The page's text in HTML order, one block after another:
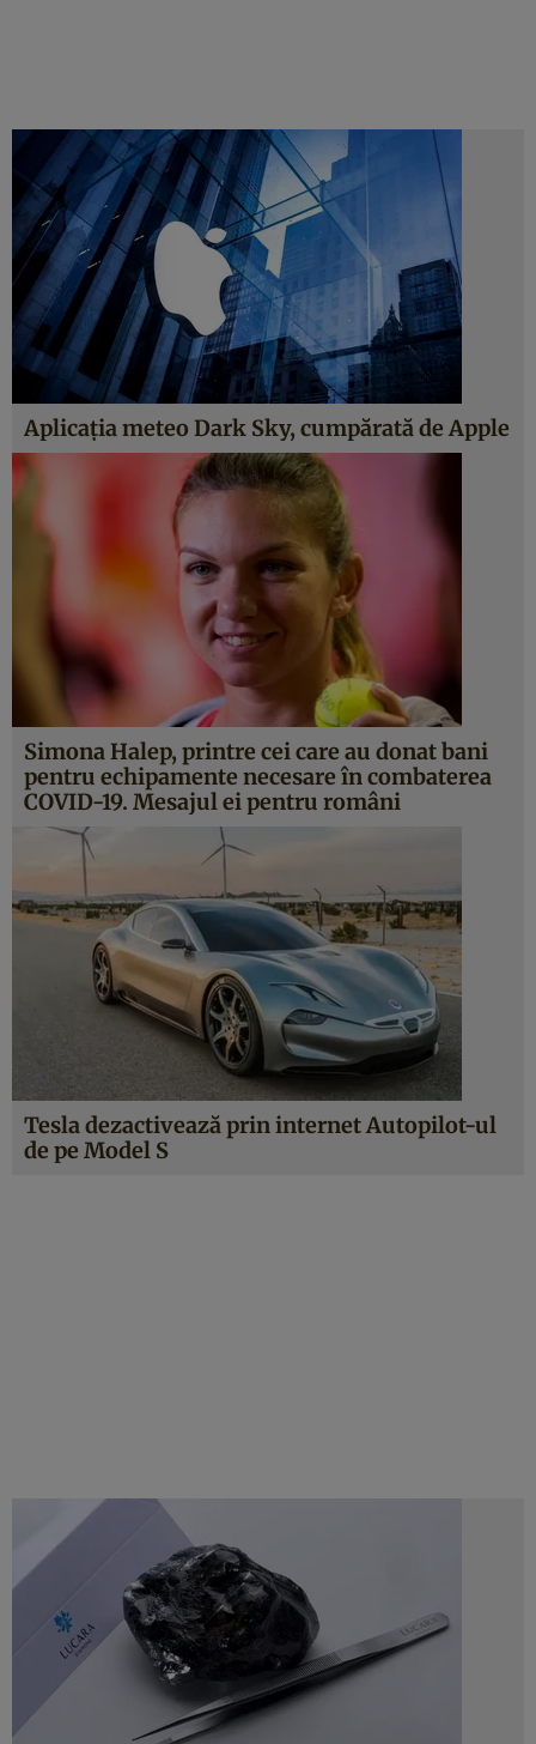
Aplicaţia meteo Dark Sky, cumpărată de Apple
Simona Halep, printre cei care au donat bani
pentru echipamente necesare în combaterea
COVID-19. Mesajul ei pentru români
Tesla dezactivează prin internet Autopilot-ul
de pe Model S